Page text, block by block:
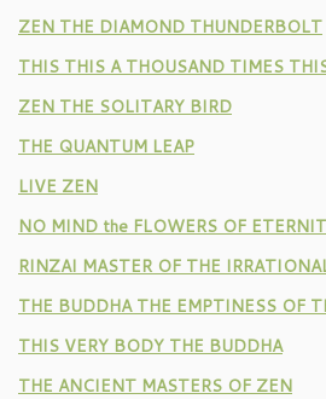
ZEN THE DIAMOND THUNDERBOLT
THIS THIS A THOUSAND TIMES
ZEN THE SOLITARY BIRD
THE QUANTUM LEAP
LIVE ZEN
NO MIND the FLOWERS OF
RINZAI MASTER OF THE
THE BUDDHA THE EMPTINESS OF
THIS VERY BODY THE BUDDHA
THE ANCIENT MASTERS OF ZEN